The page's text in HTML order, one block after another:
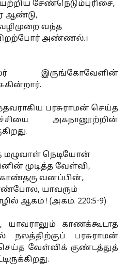
சேண்நெடும்புரிசை,
ஆண்டு,
வந்த
அண்ணல்.।
இருங்கோவேளின்
பரசுராமன் செய்த
அகநானூற்றின்
மழுவாள் நெடியோன்
முடித்த வேள்வி,
காண்தரு வனப்பின்,
யாவரும்
ஆகம் ! (அகம். 220:5-9)
யாவராலும் காணக்கூடாத
நலத்திற்குப் பரசுராமன்
வேள்விக் குண்டத்துத்